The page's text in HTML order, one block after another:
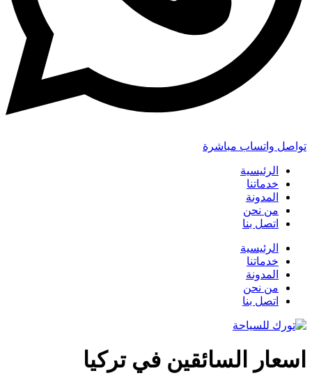
تواصل واتساب مباشرة
الرئيسية
خدماتنا
المدونة
من نحن
اتصل بنا
الرئيسية
خدماتنا
المدونة
من نحن
اتصل بنا
اسعار السائقين في تركيا